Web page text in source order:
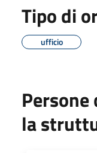
Tipo di
ufficio
Persone
la